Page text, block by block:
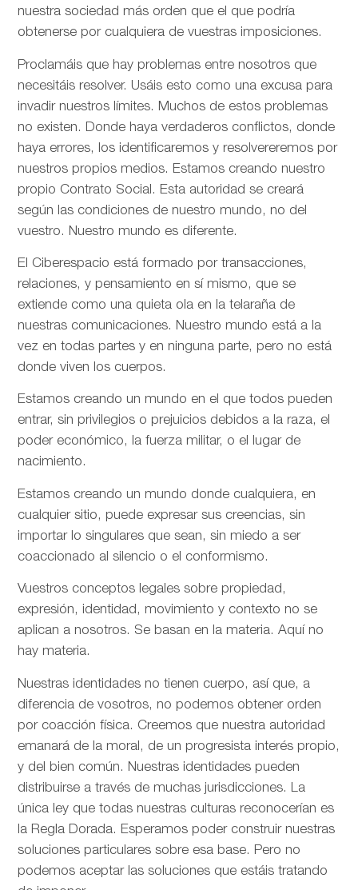
nuestra sociedad más orden que el que podría
obtenerse por cualquiera de vuestras imposiciones.
Proclamáis que hay problemas entre nosotros que
necesitáis resolver. Usáis esto como una excusa para
invadir nuestros límites. Muchos de estos problemas
no existen. Donde haya verdaderos conflictos, donde
haya errores, los identificaremos y resolvereremos por
nuestros propios medios. Estamos creando nuestro
propio Contrato Social. Esta autoridad se creará
según las condiciones de nuestro mundo, no del
vuestro. Nuestro mundo es diferente.
El Ciberespacio está formado por transacciones,
relaciones, y pensamiento en sí mismo, que se
extiende como una quieta ola en la telaraña de
nuestras comunicaciones. Nuestro mundo está a la
vez en todas partes y en ninguna parte, pero no está
donde viven los cuerpos.
Estamos creando un mundo en el que todos pueden
entrar, sin privilegios o prejuicios debidos a la raza, el
poder económico, la fuerza militar, o el lugar de
nacimiento.
Estamos creando un mundo donde cualquiera, en
cualquier sitio, puede expresar sus creencias, sin
importar lo singulares que sean, sin miedo a ser
coaccionado al silencio o el conformismo.
Vuestros conceptos legales sobre propiedad,
expresión, identidad, movimiento y contexto no se
aplican a nosotros. Se basan en la materia. Aquí no
hay materia.
Nuestras identidades no tienen cuerpo, así que, a
diferencia de vosotros, no podemos obtener orden
por coacción física. Creemos que nuestra autoridad
emanará de la moral, de un progresista interés propio,
y del bien común. Nuestras identidades pueden
distribuirse a través de muchas jurisdicciones. La
única ley que todas nuestras culturas reconocerían es
la Regla Dorada. Esperamos poder construir nuestras
soluciones particulares sobre esa base. Pero no
podemos aceptar las soluciones que estáis tratando